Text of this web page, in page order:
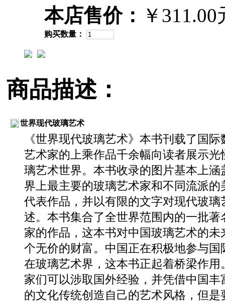
本店售价： ￥311.00
购买数量：
商品描述：
世界现代玻璃艺术
《世界现代玻璃艺术》本书刊载了国
艺术家的上乘作品千余幅向读者展示光
璃艺术世界。本书收录的图片基本上涵
界上最主要的玻璃艺术家和不同流派的
代表作品，并以有限的文字对现代玻璃
述。本书集合了全世界范围内的一批著
家的作品，这本书对中国玻璃艺术的未
个无价的财富。中国正在积极地参与国
在玻璃艺术界，这本书正起着桥梁作用
家们可以涉取国外经验，并凭借中国丰
的文化传统创造自己的艺术风格，但是